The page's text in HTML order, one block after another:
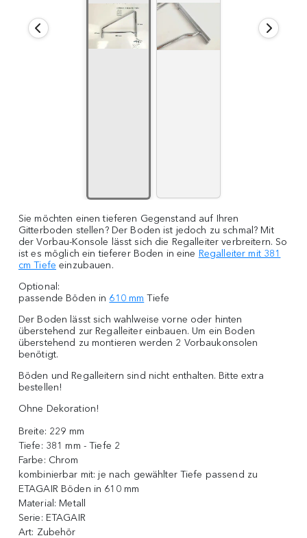
Sie möchten einen tieferen Gegenstand auf Ihren
Gitterboden stellen? Der Boden ist jedoch zu schmal? Mit
der Vorbau-Konsole lässt sich die Regalleiter verbreitern. So
ist es möglich ein tieferer Boden in eine Regalleiter mit 381
cm Tiefe einzubauen.
Optional:
passende Böden in 610 mm Tiefe
Der Boden lässt sich wahlweise vorne oder hinten
überstehend zur Regalleiter einbauen. Um ein Boden
überstehend zu montieren werden 2 Vorbaukonsolen
benötigt.
Böden und Regalleitern sind nicht enthalten. Bitte extra
bestellen!
Ohne Dekoration!
Breite: 229 mm
Tiefe: 381 mm - Tiefe 2
Farbe: Chrom
kombinierbar mit: je nach gewählter Tiefe passend zu
ETAGAIR Böden in 610 mm
Material: Metall
Serie: ETAGAIR
Art: Zubehör